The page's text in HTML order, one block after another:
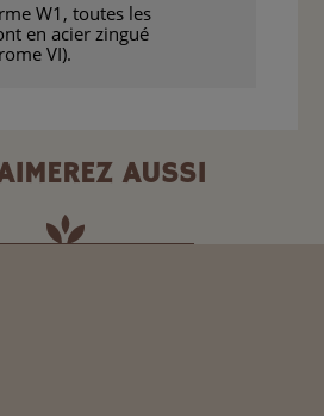
W1, toutes les
en acier zingué
VI).
AUSSI